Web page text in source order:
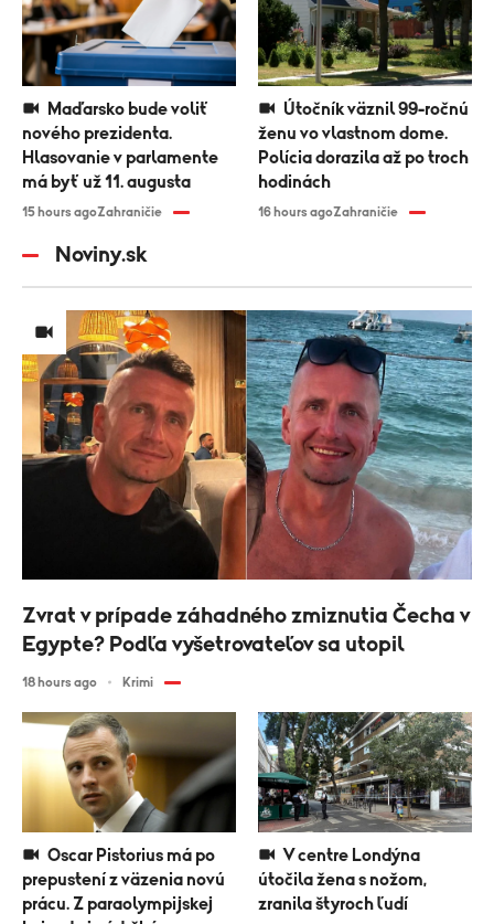
nového prezidenta.
Hlasovanie v parlamente
má byť už 11. augusta
15 hours agoZahraničie
ženu vo vlastnom dome.
Polícia dorazila až po troch
hodinách
16 hours agoZahraničie
Noviny.sk
prepustení z väzenia novú
prácu. Z paraolympijskej
útočila žena s nožom,
zranila štyroch ľudí
Zvrat v prípade záhadného zmiznutia Čecha v
Egypte? Podľa vyšetrovateľov sa utopil
18 hours ago Krimi